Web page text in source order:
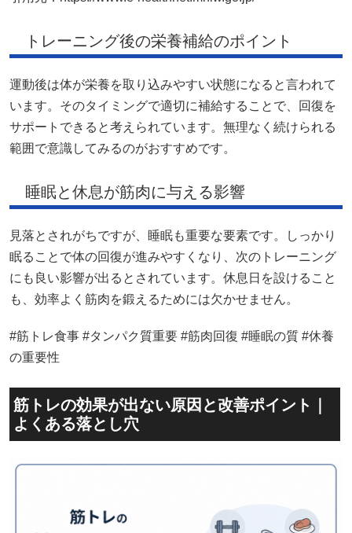
トレーニング後の栄養補給のポイント
運動後は体が栄養を取り込みやすい状態になると言われて
います。そのタイミングで適切に補給することで、回復を
サポートできると考えられています。無理なく続けられる
範囲で意識してみるのがおすすめです。
睡眠と休息が筋肉に与える影響
見落とされがちですが、睡眠も重要な要素です。しっかり
眠ることで体の回復が進みやすくなり、次のトレーニング
にも良い影響が出るとされています。休息日を設けること
も、効率よく筋肉を鍛えるためには欠かせません。
#筋トレ食事 #タンパク質重要 #筋肉回復 #睡眠の質 #休養
の重要性
筋トレの効果が出ない原因と改善ポイント｜
よくある落とし穴